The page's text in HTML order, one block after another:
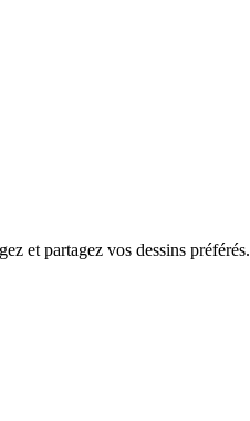
et partagez vos dessins préférés.